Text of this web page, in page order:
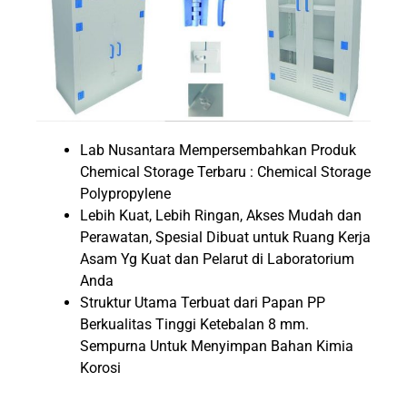
Lab Nusantara Mempersembahkan Produk
Chemical Storage Terbaru : Chemical Storage
Polypropylene
Lebih Kuat, Lebih Ringan, Akses Mudah dan
Perawatan, Spesial Dibuat untuk Ruang Kerja
Asam Yg Kuat dan Pelarut di Laboratorium
Anda
Struktur Utama Terbuat dari Papan PP
Berkualitas Tinggi Ketebalan 8 mm.
Sempurna Untuk Menyimpan Bahan Kimia
Korosi